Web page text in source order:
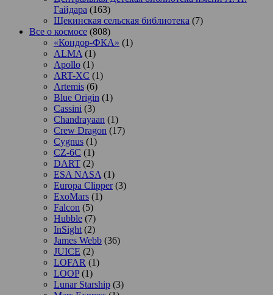
Гайдара (163)
Щекинская сельская библиотека (7)
Все о космосе (808)
«Кондор-ФКА» (1)
ALMA (1)
Apollo (1)
ART-XC (1)
Artemis (6)
Blue Origin (1)
Cassini (3)
Chandrayaan (1)
Crew Dragon (17)
Cygnus (1)
CZ-6C (1)
DART (2)
ESA NASA (1)
Europa Clipper(3)
ExoMars (1)
Falcon (5)
Hubble (7)
InSight (2)
James Webb (36)
JUICE (2)
LOFAR (1)
LOOP(1)
Lunar Starship (3)